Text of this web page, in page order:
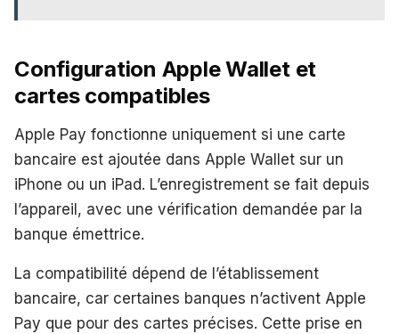
Configuration Apple Wallet et
cartes compatibles
Apple Pay fonctionne uniquement si une carte
bancaire est ajoutée dans Apple Wallet sur un
iPhone ou un iPad. L’enregistrement se fait depuis
l’appareil, avec une vérification demandée par la
banque émettrice.
La compatibilité dépend de l’établissement
bancaire, car certaines banques n’activent Apple
Pay que pour des cartes précises. Cette prise en